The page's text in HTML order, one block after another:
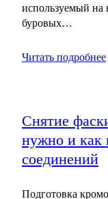
используемый на
буровых…
Читать подробнее
Снятие
нужно и как
соединений
Подготовка